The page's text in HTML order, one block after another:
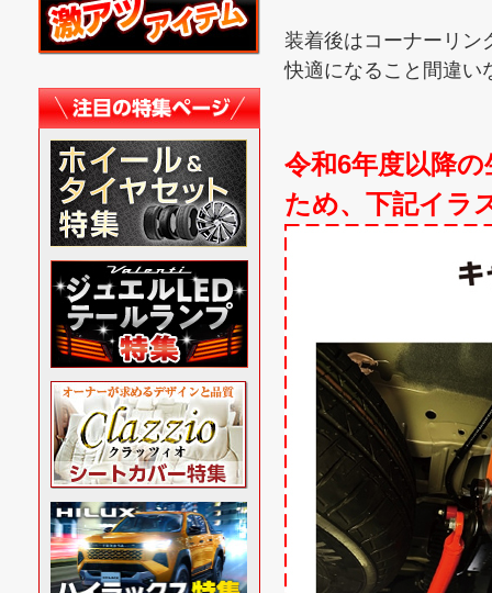
装着後はコーナーリン
快適になること間違い
令和6年度以降
ため、下記イラ